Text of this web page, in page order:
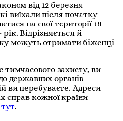
від 12 березня
виїхали після початку
на свої території 18
Відрізняється й
можуть отримати біженці
захисту, ви
державних органів
ви перебуваєте. Адреси
справ кожної країни
тут.